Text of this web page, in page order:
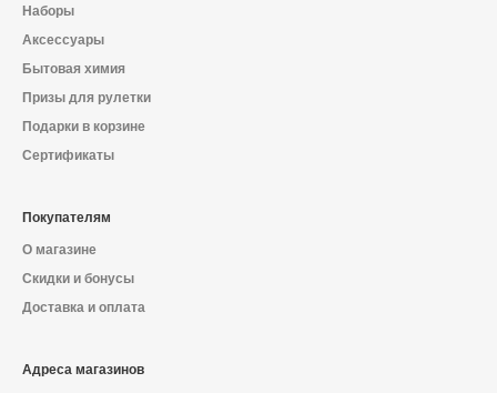
Наборы
Аксессуары
Бытовая химия
Призы для рулетки
Подарки в корзине
Сертификаты
Покупателям
О магазине
Скидки и бонусы
Доставка и оплата
Адреса магазинов